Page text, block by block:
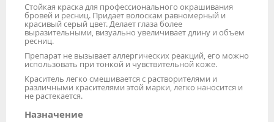
Стойкая краска для профессионального окрашивания
бровей и ресниц. Придает волоскам равномерный и
красивый серый цвет. Делает глаза более
выразительными, визуально увеличивает длину и объем
ресниц.
Препарат не вызывает аллергических реакций, его можно
использовать при тонкой и чувствительной коже.
Краситель легко смешивается с растворителями и
различными красителями этой марки, легко наносится и
не растекается.
Назначение